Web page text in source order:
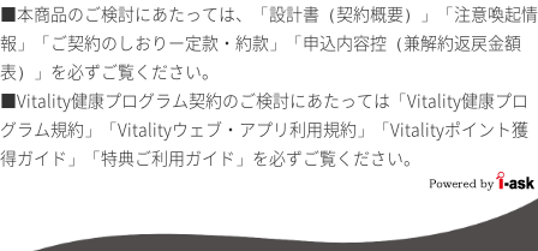
■本商品のご検討にあたっては、「設計書（契約概要）」「注意喚起情
報」「ご契約のしおりー定款・約款」「申込内容控（兼解約返戻金額
表）」を必ずご覧ください。
■Vitality健康プログラム契約のご検討にあたっては「Vitality健康プロ
グラム規約」「Vitalityウェブ・アプリ利用規約」「Vitalityポイント獲
得ガイド」「特典ご利用ガイド」を必ずご覧ください。